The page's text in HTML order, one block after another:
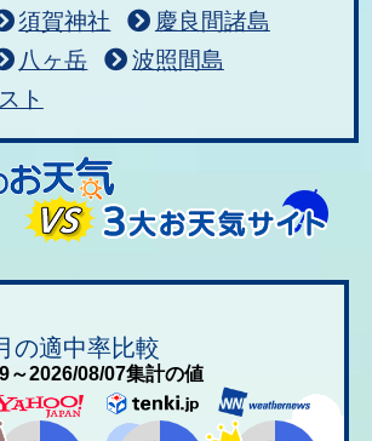
須賀神社
慶良間諸島
八ヶ岳
波照間島
ト
の適中率比較
～2026/08/07集計の値